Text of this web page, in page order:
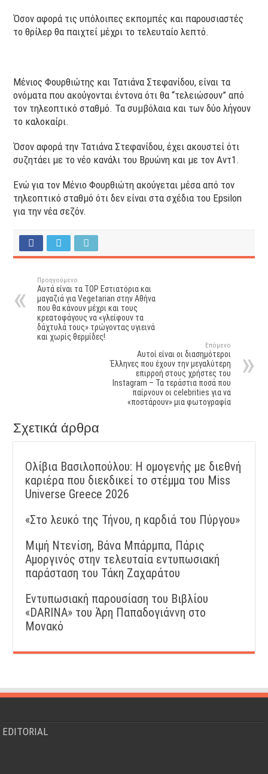
Όσον αφορά τις υπόλοιπες εκπομπές και παρουσιαστές
το θρίλερ θα παιχτεί μέχρι το τελευταίο λεπτό.
Μένιος Φουρθιώτης και Τατιάνα Στεφανίδου, είναι τα
ονόματα που ακούγονται έντονα ότι θα “τελειώσουν” από
τον τηλεοπτικό σταθμό. Τα συμβόλαια και των δύο λήγουν
το καλοκαίρι.
Όσον αφορά την Τατιάνα Στεφανίδου, έχει ακουστεί ότι
συζητάει με το νέο κανάλι του Βρυώνη και με τον Αντ1.
Ενώ για τον Μένιο Φουρθιώτη ακούγεται μέσα από τον
τηλεοπτικό σταθμό ότι δεν είναι στα σχέδια του Epsilon
για την νέα σεζόν.
Προηγούμενο
Αυτά είναι τα TOP Εστιατόρια και
μαγαζιά για Vegetarian στην Αθήνα
που θα κάνουν μέχρι και τους
κρεατοφάγους να «γλείφουν τα
δάχτυλά τους» τρώγοντας υγιεινά
και χωρίς θερμίδες!
Επόμενο
Αυτοί είναι οι διασημότεροι
Έλληνες που έχουν την μεγαλύτερη
επιρροή στους χρήστες του
Instagram – Τα τεράστια ποσά που
παίρνουν οι celebrities για να
«ποστάρουν» μια φωτογραφία
Σχετικά άρθρα
Ολίβια Βασιλοπούλου: Η ομογενής με διεθνή
καριέρα που διεκδικεί το στέμμα του Miss
Universe Greece 2026
«Στο λευκό της Τήνου, η καρδιά του Πύργου»
Μιμή Ντενίση, Βάνα Μπάρμπα, Πάρις
Αμοργινός στην τελευταία εντυπωσιακή
παράσταση του Τάκη Ζαχαράτου
Εντυπωσιακή παρουσίαση του Βιβλίου
«DARINA» του Άρη Παπαδογιάννη στο
Μονακό
EDITORIAL